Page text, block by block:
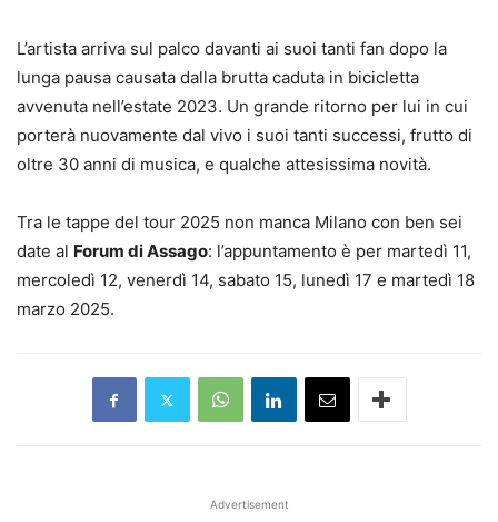
L’artista arriva sul palco davanti ai suoi tanti fan dopo la
lunga pausa causata dalla brutta caduta in bicicletta
avvenuta nell’estate 2023. Un grande ritorno per lui in cui
porterà nuovamente dal vivo i suoi tanti successi, frutto di
oltre 30 anni di musica, e qualche attesissima novità.
Tra le tappe del tour 2025 non manca Milano con ben sei
date al Forum di Assago: l’appuntamento è per martedì 11,
mercoledì 12, venerdì 14, sabato 15, lunedì 17 e martedì 18
marzo 2025.
Advertisement